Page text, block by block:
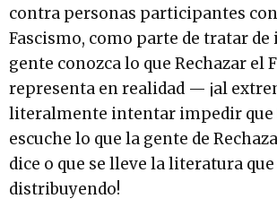
contra personas participantes con
Fascismo, como parte de tratar
gente conozca lo que Rechazar el
representa en realidad — ¡al
literalmente intentar impedir que
escuche lo que la gente de
dice o que se lleve la literatura
distribuyendo!